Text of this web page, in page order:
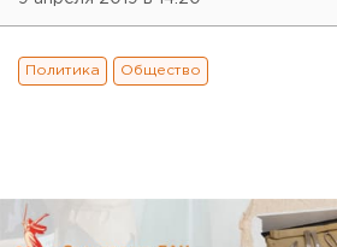
Политика Общество